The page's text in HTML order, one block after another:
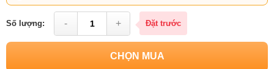
Số lượng: - + Đặt trước
CHỌN MUA